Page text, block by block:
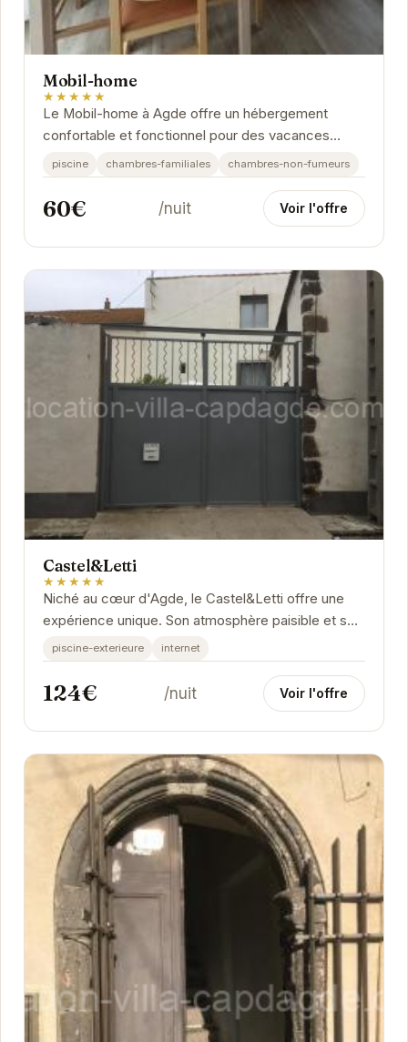
Mobil-home
★★★★★
Le Mobil-home à Agde offre un hébergement
confortable et fonctionnel pour des vacances
réussies. Profitez d'un environnement calme et
convivial,...
piscine chambres-familiales chambres-non-fumeurs
60€ /nuit Voir l'offre
Castel&Letti
★★★★★
Niché au cœur d'Agde, le Castel&Letti offre une
expérience unique. Son atmosphère paisible et son
service attentionné en font un lieu idéal...
piscine-exterieure internet
124€ /nuit Voir l'offre